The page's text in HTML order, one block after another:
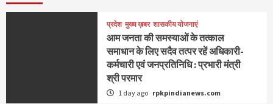
प्रदेश मुख्य ख़बर शासकीय योजनाएं
आम जनता की समस्याओं के तत्काल
समाधान के लिए सदैव तत्पर रहें अधिकारी-
कर्मचारी एवं जनप्रतिनिधि : प्रभारी मंत्री
श्री परमार
1 day ago rpkpindianews.com